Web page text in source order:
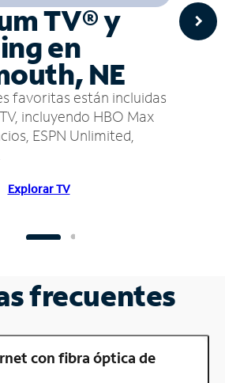
TV® y
en
NE
favoritas están incluidas
incluyendo HBO Max
ESPN Unlimited,
Explorar TV
frecuentes
con fibra óptica de